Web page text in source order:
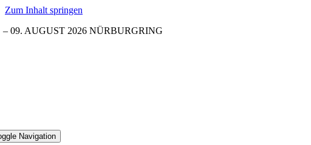
Zum Inhalt springen
– 09. AUGUST 2026 NÜRBURGRING
Navigation